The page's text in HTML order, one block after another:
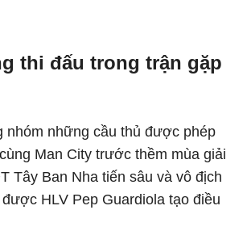
thi đấu trong trận gặp
nhóm những cầu thủ được phép
Man City trước thềm mùa giải
Tây Ban Nha tiến sâu và vô địch
HLV Pep Guardiola tạo điều